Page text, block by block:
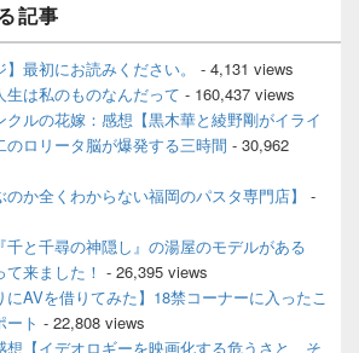
記事
】最初にお読みください。
- 4,131 views
は私のものなんだって - 160,437 views
クルの花嫁：感想【黒木華と綾野剛がイライ
のロリータ脳が爆発する三時間 - 30,962
か全くわからない福岡のパスタ専門店】
-
千と千尋の神隠し』の湯屋のモデルがある
て来ました！ - 26,395 views
AVを借りてみた】18禁コーナーに入ったこ
ート - 22,808 views
【イデオロギーを映画化する危うさと、そ